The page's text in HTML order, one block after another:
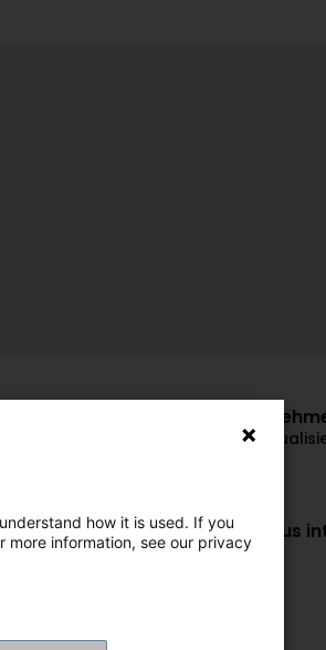
der Eigentümer dieses
über Ihr Unternehmen und
qui pourraient vous
how it is used. If you
more information, see our privacy